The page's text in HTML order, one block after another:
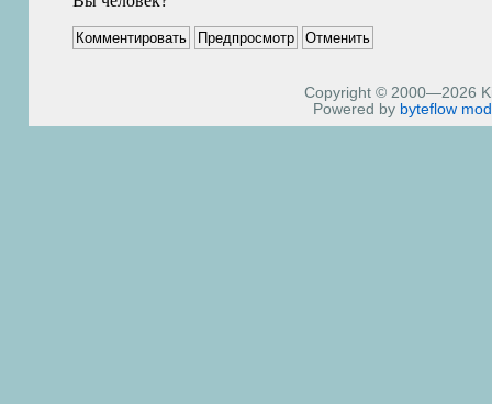
Copyright © 2000—2026
Powered by byteflow